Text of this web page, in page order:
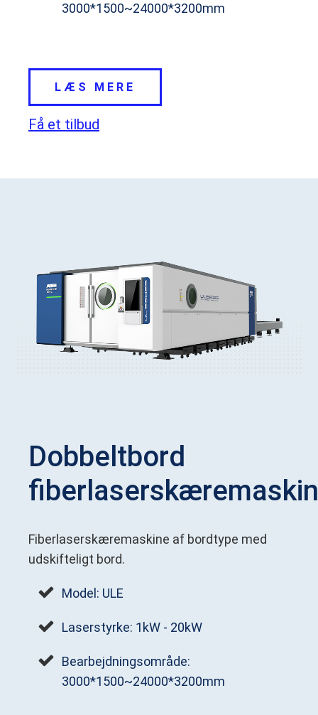
3000*1500~24000*3200mm
LÆS MERE
Få et tilbud
Dobbeltbord
Fiberlaserskæremaskine af bordtype med
udskifteligt bord.
Model: ULE
Laserstyrke: 1kW - 20kW
Bearbejdningsområde:
3000*1500~24000*3200mm